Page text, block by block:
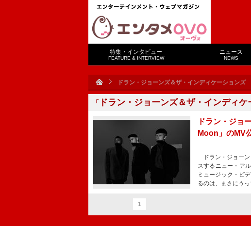
特集・インタビュー
FEATURE & INTERVIEW
ニュース
NEWS
ドラン・ジョーンズ＆ザ・インディケーションズ
「 ドラン・ジョーンズ＆ザ・インディ
ドラン・ジョ
Moon」のMV
ドラン・ジョーン
スするニュー・ア
ミュージック・ビ
るのは、まさにう
1